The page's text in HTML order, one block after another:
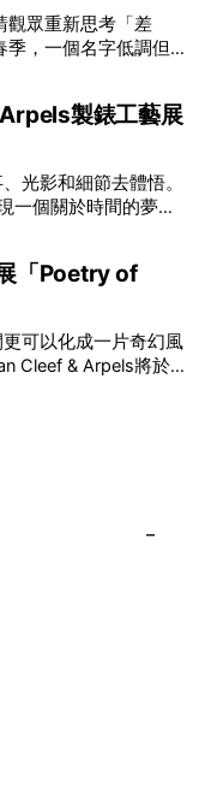
以共融藝術為核心，
秀節目，更致力於在
更首度與本地兩大旗
《遊延》及《弦上光
下多元藝術下的流動
」
度重新思索「差異」
部分。每人皆擁有
一齊創作、互相啟
1日：
製錶工藝展
光影和細節去體悟。
一個關於時間的夢幻
貫低調精緻的製錶語
不只是腕上的個人物
碼頭打開
的腕錶從來不是
動人故事。 世家以
一枚腕錶都超越單純
成可以反覆閱讀的畫
都有精美的佈置回應
「Poetry of
可以化成一片奇幻風
Cleef & Arpels將於1
詩意星象、迷人自然
年，Van Cleef &
Genève）中獲獎的
漫，讓時間不再是抽
結，2025年推出的